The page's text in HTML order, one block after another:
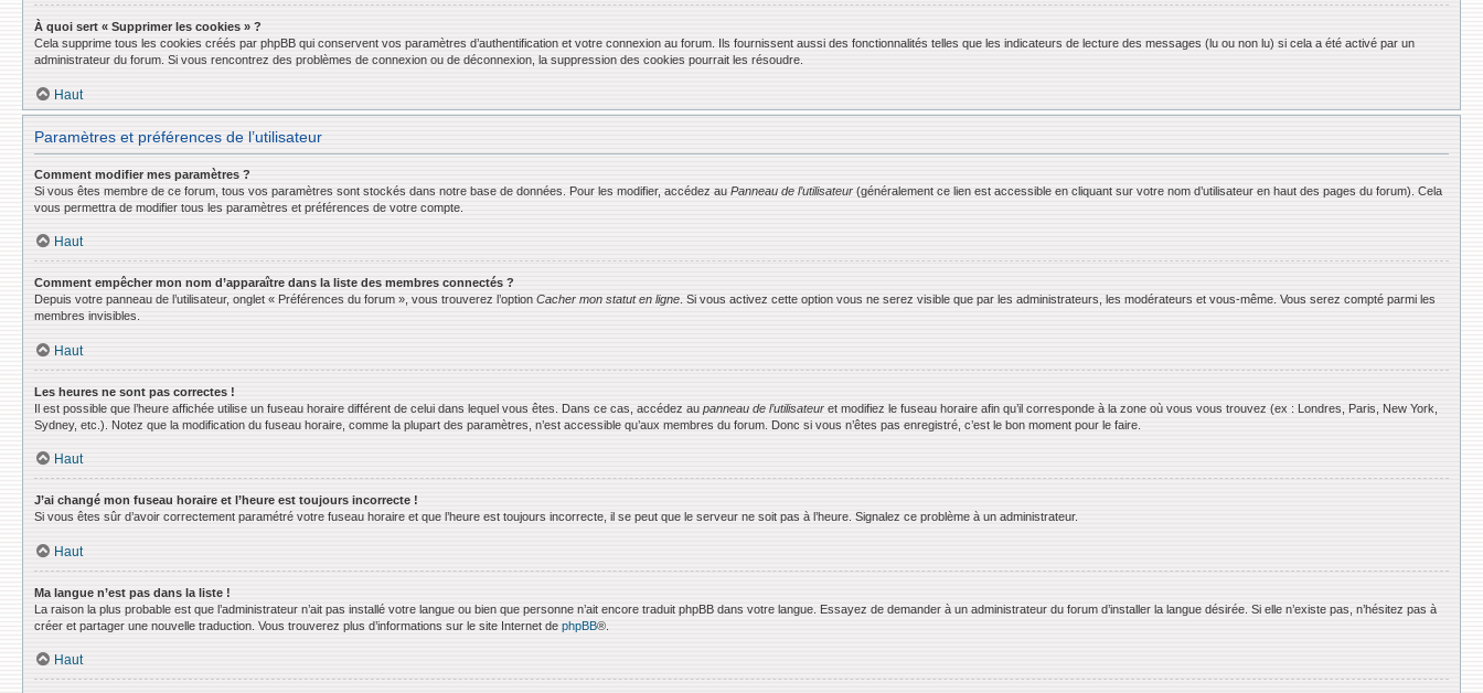
À quoi sert « Supprimer les cookies » ?
Cela supprime tous les cookies créés par phpBB qui conservent vos paramètres d’authentification et votre connexion au forum. Ils fournissent aussi des fonctionnalités telles que les indicateurs de lecture des messages (lu ou non lu) si cela a été activé par un
administrateur du forum. Si vous rencontrez des problèmes de connexion ou de déconnexion, la suppression des cookies pourrait les résoudre.
Haut
Paramètres et préférences de l’utilisateur
Comment modifier mes paramètres ?
Si vous êtes membre de ce forum, tous vos paramètres sont stockés dans notre base de données. Pour les modifier, accédez au Panneau de l’utilisateur (généralement ce lien est accessible en cliquant sur votre nom d’utilisateur en haut des pages du forum). Cela
vous permettra de modifier tous les paramètres et préférences de votre compte.
Haut
Comment empêcher mon nom d’apparaître dans la liste des membres connectés ?
Depuis votre panneau de l’utilisateur, onglet « Préférences du forum », vous trouverez l’option Cacher mon statut en ligne . Si vous activez cette option vous ne serez visible que par les administrateurs, les modérateurs et vous-même. Vous serez compté parmi les
membres invisibles.
Haut
Les heures ne sont pas correctes !
Il est possible que l’heure affichée utilise un fuseau horaire différent de celui dans lequel vous êtes. Dans ce cas, accédez au panneau de l’utilisateur et modifiez le fuseau horaire afin qu’il corresponde à la zone où vous vous trouvez (ex : Londres, Paris, New York,
Sydney, etc.). Notez que la modification du fuseau horaire, comme la plupart des paramètres, n’est accessible qu’aux membres du forum. Donc si vous n’êtes pas enregistré, c’est le bon moment pour le faire.
Haut
J’ai changé mon fuseau horaire et l’heure est toujours incorrecte !
Si vous êtes sûr d’avoir correctement paramétré votre fuseau horaire et que l’heure est toujours incorrecte, il se peut que le serveur ne soit pas à l’heure. Signalez ce problème à un administrateur.
Haut
Ma langue n’est pas dans la liste !
La raison la plus probable est que l’administrateur n’ait pas installé votre langue ou bien que personne n’ait encore traduit phpBB dans votre langue. Essayez de demander à un administrateur du forum d’installer la langue désirée. Si elle n’existe pas, n’hésitez pas à
créer et partager une nouvelle traduction. Vous trouverez plus d’informations sur le site Internet de phpBB®.
Haut